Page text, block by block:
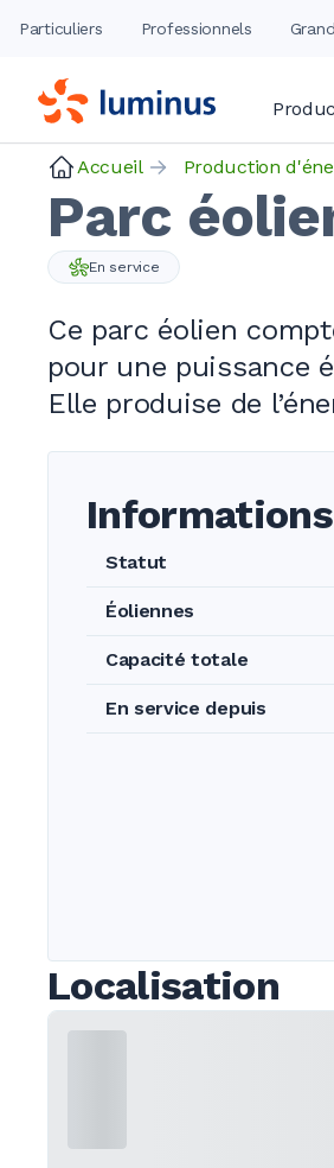
Particuliers Professionnels
Accueil Production
Parc
En service
Ce parc éolien
pour une puissance
Elle produise de
Statut
Éoliennes
Capacité totale
En service depuis
Localisation